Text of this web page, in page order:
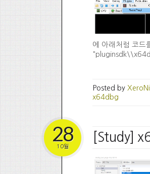
에 아래처럼 코
Posted by
x64dbg
[Study]
28
10월